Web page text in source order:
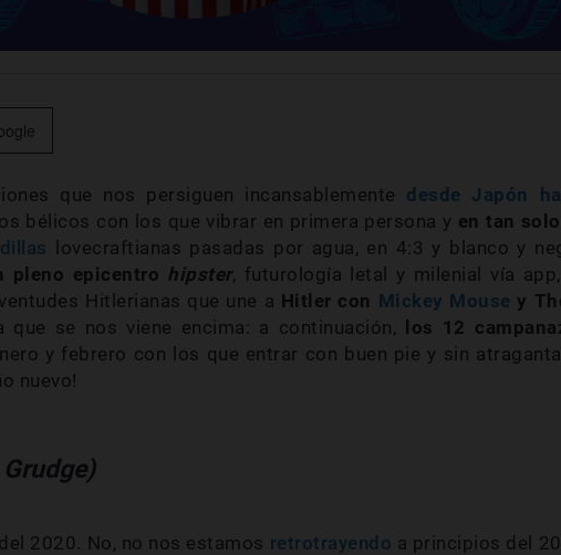
que nos persiguen incansablemente desde Japón
bélicos con los que vibrar en primera persona y en tan
lovecraftianas pasadas por agua, en 4:3 y blanco y
pleno epicentro hipster, futurología letal y milenial vía
Hitlerianas que une a Hitler con Mickey Mouse y
que se nos viene encima: a continuación, los 12
y febrero con los que entrar con buen pie y sin
nuevo!
2020. No, no nos estamos retrotrayendo a principios del